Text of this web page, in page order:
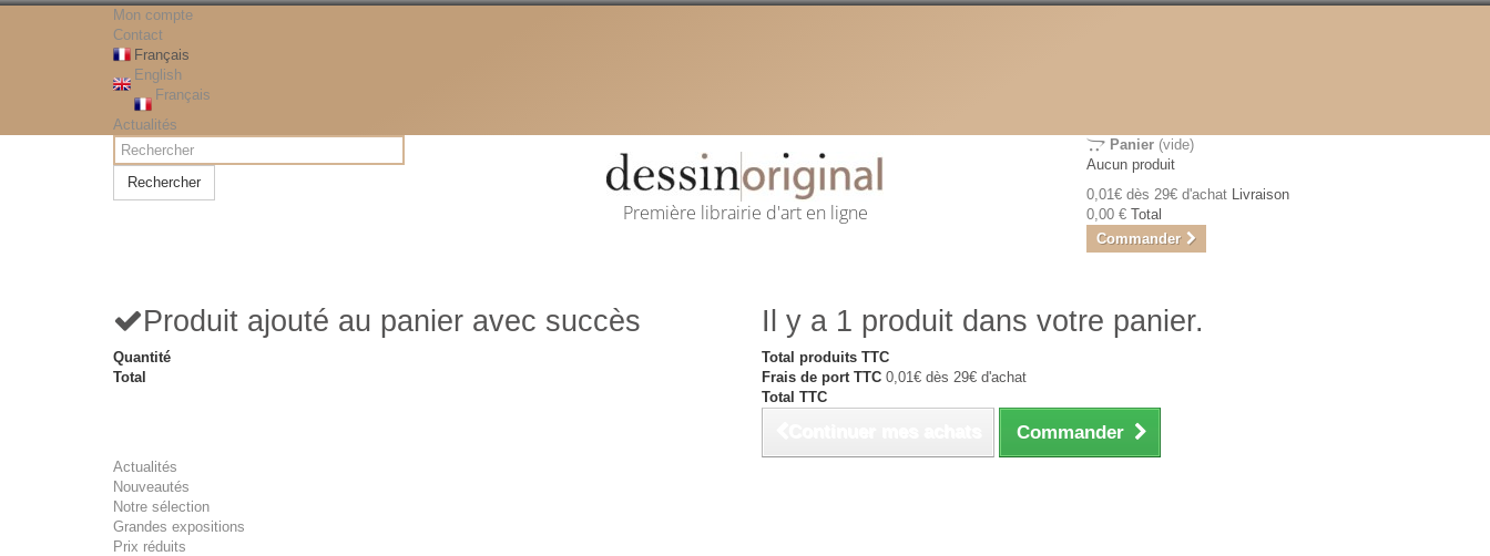
Mon compte
Contact
Français
English
Français
Actualités
Rechercher
Première librairie d'art en ligne
Panier (vide)
Aucun produit
0,01€ dès 29€ d'achat Livraison
0,00 € Total
Commander
Produit ajouté au panier avec succès
Quantité
Total
Il y a 1 produit dans votre panier.
Total produits TTC
Frais de port TTC 0,01€ dès 29€ d'achat
Total TTC
Commander
Actualités
Nouveautés
Notre sélection
Grandes expositions
Prix réduits